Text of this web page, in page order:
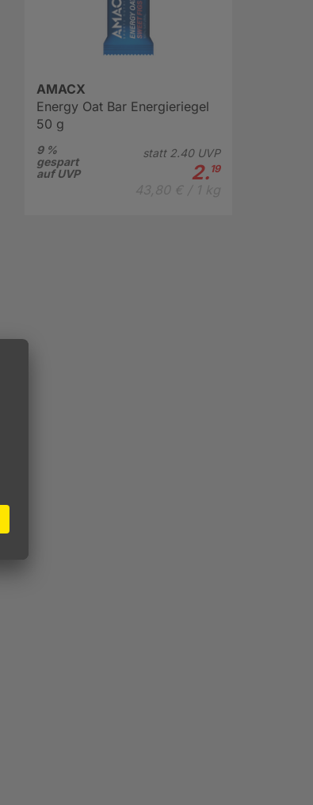
AMACX
Energy Oat Bar Energieriegel
50 g
9 %
gespart
auf UVP
statt 2.40UVP
2. 19